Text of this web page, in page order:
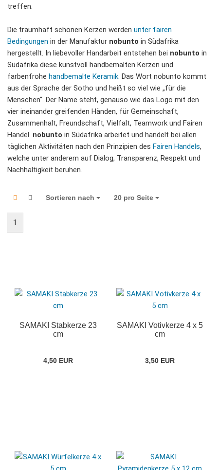
treffen.
Die traumhaft schönen Kerzen werden unter fairen
Bedingungen in der Manufaktur nobunto in Südafrika
hergestellt. In liebevoller Handarbeit entstehen bei nobunto in
Südafrika diese kunstvoll handbemalten Kerzen und
farbenfrohe handbemalte Keramik. Das Wort nobunto kommt
aus der Sprache der Sotho und heißt so viel wie „für die
Menschen“. Der Name steht, genauso wie das Logo mit den
vier ineinander greifenden Händen, für Gemeinschaft,
Zusammenhalt, Freundschaft, Vielfalt, Teamwork und Fairen
Handel. nobunto in Südafrika arbeitet und handelt bei allen
täglichen Aktivitäten nach den Prinzipien des Fairen Handels,
welche unter anderem auf Dialog, Transparenz, Respekt und
Nachhaltigkeit beruhen.
Sortieren nach
Sortieren nach 20 pro Seite
pro Seite
1
SAMAKI Stabkerze 23
cm
4,50 EUR
SAMAKI Votivkerze 4 x 5
cm
3,50 EUR